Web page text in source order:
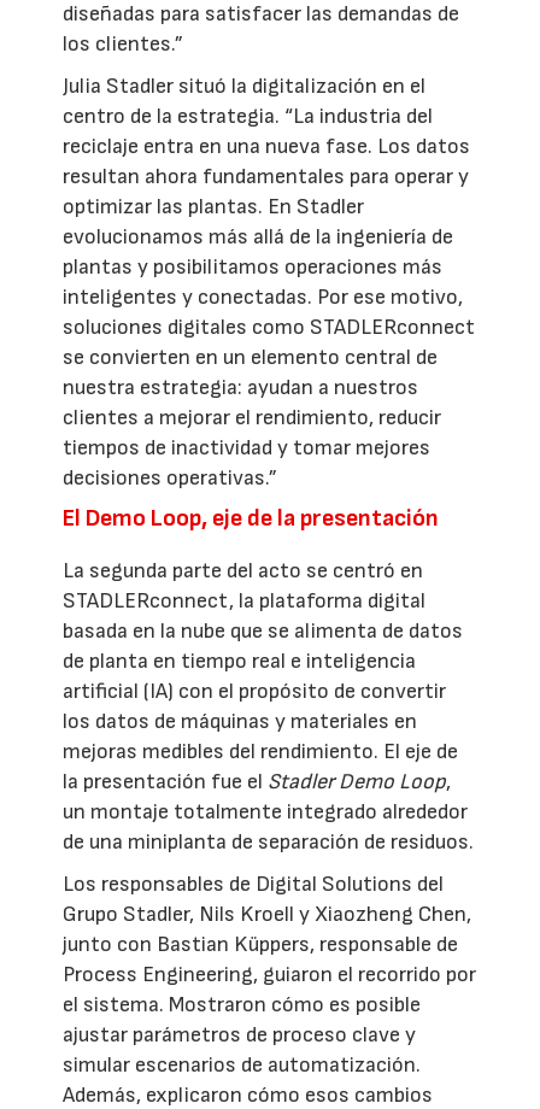
diseñadas para satisfacer las demandas de
los clientes.”
Julia Stadler situó la digitalización en el
centro de la estrategia. “La industria del
reciclaje entra en una nueva fase. Los datos
resultan ahora fundamentales para operar y
optimizar las plantas. En Stadler
evolucionamos más allá de la ingeniería de
plantas y posibilitamos operaciones más
inteligentes y conectadas. Por ese motivo,
soluciones digitales como STADLERconnect
se convierten en un elemento central de
nuestra estrategia: ayudan a nuestros
clientes a mejorar el rendimiento, reducir
tiempos de inactividad y tomar mejores
decisiones operativas.”
El Demo Loop, eje de la presentación
La segunda parte del acto se centró en
STADLERconnect, la plataforma digital
basada en la nube que se alimenta de datos
de planta en tiempo real e inteligencia
artificial (IA) con el propósito de convertir
los datos de máquinas y materiales en
mejoras medibles del rendimiento. El eje de
la presentación fue el Stadler Demo Loop,
un montaje totalmente integrado alrededor
de una miniplanta de separación de residuos.
Los responsables de Digital Solutions del
Grupo Stadler, Nils Kroell y Xiaozheng Chen,
junto con Bastian Küppers, responsable de
Process Engineering, guiaron el recorrido por
el sistema. Mostraron cómo es posible
ajustar parámetros de proceso clave y
simular escenarios de automatización.
Además, explicaron cómo esos cambios